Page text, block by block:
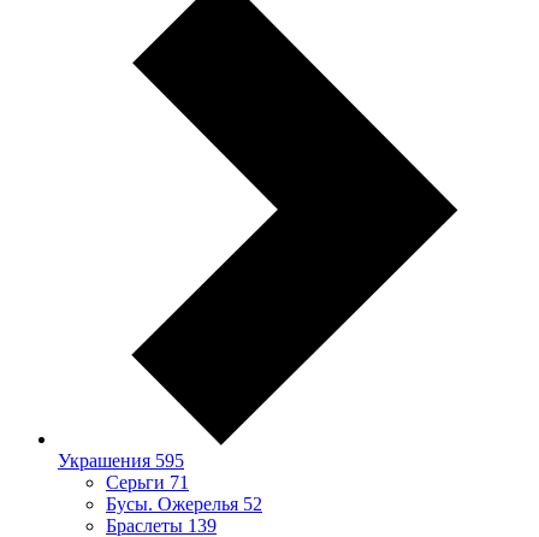
Украшения 595
Серьги 71
Бусы. Ожерелья 52
Браслеты 139